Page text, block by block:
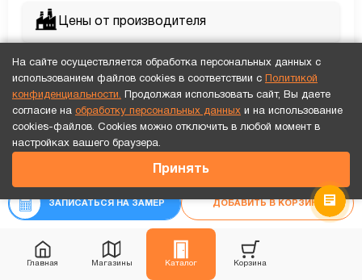
Главная Магазины Каталог Корзина
Точный расчет за 10 минут по СМС или телефону!
ЗАПИСАТЬСЯ НА ЗАМЕР ДОБАВИТЬ В КОРЗИНУ
Цены от производителя
93 401₽
₽-10%
Рассчитать цену«под ключ»
На сайте осуществляется обработка персональных данных с
использованием файлов cookies в соответствии с
Политикой
конфиденциальности. Продолжая использовать сайт, Вы даете
согласие на обработку персональных данных и на использование
cookies-файлов. Cookies можно отключить в любой момент в
настройках вашего браузера.
Принять